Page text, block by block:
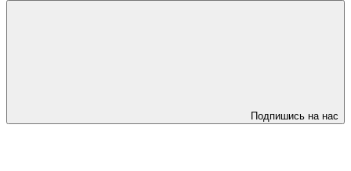
Подпишись на нас